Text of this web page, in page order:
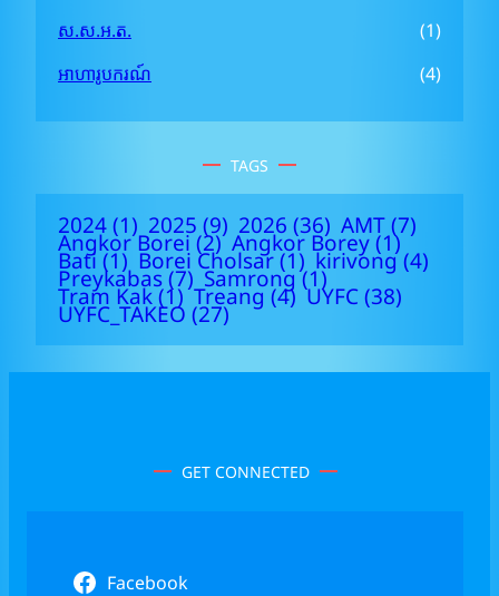
ស.ស.អ.ត.
(1)
អាហារូបករណ៍
(4)
TAGS
2024 (1) 2025 (9) 2026 (36) AMT (7)
Angkor Borei (2) Angkor Borey (1)
Bati (1) Borei Cholsar (1) kirivong (4)
Preykabas (7) Samrong (1)
Tram Kak (1) Treang (4) UYFC (38)
UYFC_TAKEO (27)
GET CONNECTED
Facebook